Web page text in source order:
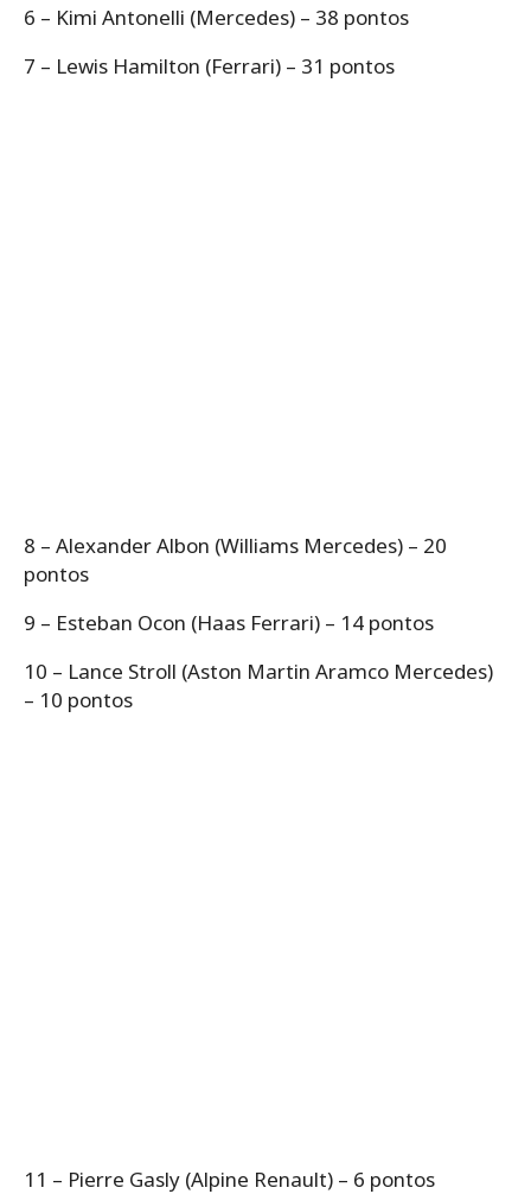
6 – Kimi Antonelli (Mercedes) – 38 pontos
7 – Lewis Hamilton (Ferrari) – 31 pontos
8 – Alexander Albon (Williams Mercedes) – 20
pontos
9 – Esteban Ocon (Haas Ferrari) – 14 pontos
10 – Lance Stroll (Aston Martin Aramco Mercedes)
– 10 pontos
11 – Pierre Gasly (Alpine Renault) – 6 pontos